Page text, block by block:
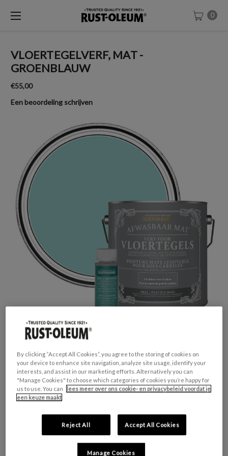
0
VLOERTEGELVERF, MAT -
GROENBLAUW
€55,00
Een beoordeling schrijven
GESCHIKT VOOR: Vloertegels
KLEURGROEP:
KLEURCOLLECTIE: Pastel tinten
By clicking “Accept All Cookies”, you agree to the storing of cookies on
your device to enhance site navigation, analyze site usage, identify your
interests, and assist in our marketing efforts. Alternatively you can
"Manage Cookies" to choose which categories of cookies you’re happy for
us to use. You can
lees meer over ons cookie- en privacybeleid voordat je
een keuze maakt
Reject All Accept All Cookies
Manage Cookies